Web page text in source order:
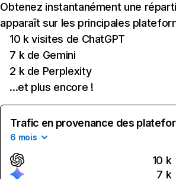
Obtenez instantanément une
apparaît sur les principales
10 k visites de ChatGPT
7 k de Gemini
2 k de Perplexity
...et plus encore !
Trafic en provenance des
6 mois
10 k
7 k